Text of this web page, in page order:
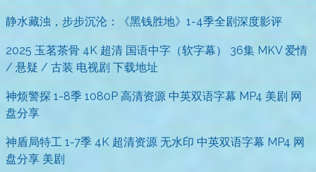
静水藏浊，步步沉沦：《黑钱胜地》1-4季全剧深度影评
2025 玉茗茶骨 4K 超清 国语中字（软字幕） 36集 MKV 爱情
/ 悬疑 / 古装 电视剧 下载地址
神烦警探 1-8季 1080P 高清资源 中英双语字幕 MP4 美剧 网
盘分享
神盾局特工 1-7季 4K 超清资源 无水印 中英双语字幕 MP4 网
盘分享 美剧